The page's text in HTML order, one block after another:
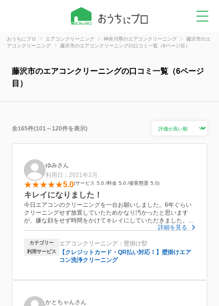
おうちにプロ エアコンクリーニング 神奈川県のエアコンクリーニング
藤沢市のエ
アコンクリーニング
藤沢市のエアコンクリーニングの口コミ一覧（6ページ目）
藤沢市のエアコンクリーニングの口コミ一覧（6ページ
目）
全165件(101～120件を表示)
ゆみさん
利用日：2021年2月
5.0 サービス 5.0 料金 5.0 接客態度 5.0
キレイになりました！
今日エアコンのクリーニングを一台お願いしました。6年ぐらい
クリーニングせず放置していたためかなり汚かったと思います
が、嫌な顔をせず時間をかけてキレイにしていただきました。室
とびっくりしました。早々に連絡のメールをいただき前日にも確
認メールをしていただきましたのでとても安心できました。
また、我が家には一台エアコンがあるので汚れてきたなぁと感じ
詳細を見る
カテゴリー エアコンクリーニング：壁掛け型
利用サービス
【クレジットカード・QR払い対応！】壁掛けエア
コン洗浄クリーニング
かとちゃんさん